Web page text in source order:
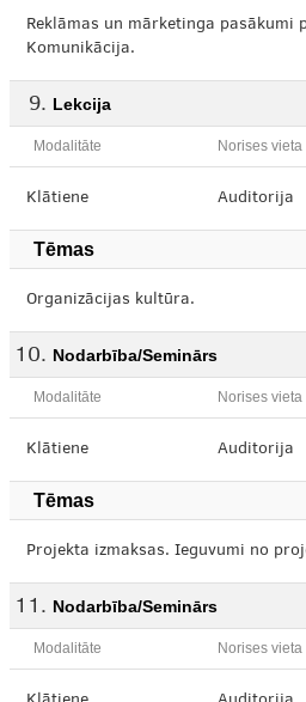
Reklāmas un mārketinga pasākumi
Komunikācija.
Lekcija
Modalitāte Norises vieta
Klātiene Auditorija
Tēmas
Organizācijas kultūra.
Nodarbība/Seminārs
Modalitāte Norises vieta
Klātiene Auditorija
Tēmas
Projekta izmaksas. Ieguvumi no
Nodarbība/Seminārs
Modalitāte Norises vieta